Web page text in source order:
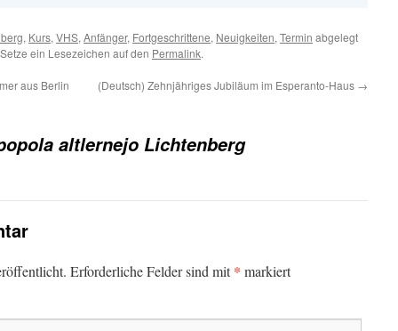
, Kurs, VHS, Anfänger, Fortgeschrittene, Neuigkeiten, Termin abgelegt
ein Lesezeichen auf den Permalink.
aus Berlin (Deutsch) Zehnjähriges Jubiläum im Esperanto-Haus →
altlernejo Lichtenberg
Erforderliche Felder sind mit* markiert